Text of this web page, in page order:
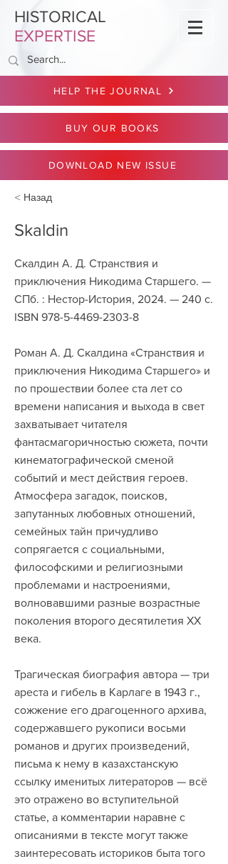
HISTORICAL
EXPERTISE
HELP THE JOURNAL
BUY OUR BOOKS
DOWNLOAD NEW ISSUE
< Назад
Skaldin
Скалдин А. Д. Странствия и
приключения Никодима Старшего. —
СПб. : Нестор-История, 2024. — 240 с.
ISBN 978-5-4469-2303-8
Роман А. Д. Скалдина «Странствия и
приключения Никодима Старшего» и
по прошествии более ста лет со
времени написания и выхода в свет
захватывает читателя
фантасмагоричностью сюжета, почти
кинематографической сменой
событий и мест действия героев.
Атмосфера загадок, поисков,
запутанных любовных отношений,
семейных тайн причудливо
сопрягается с социальными,
философскими и религиозными
проблемами и настроениями,
волновавшими разные возрастные
поколения второго десятилетия ХХ
века.
Трагическая биография автора — три
ареста и гибель в Карлаге в 1943 г.,
сожжение его драгоценного архива,
содержавшего рукописи восьми
романов и других произведений,
письма к нему в казахстанскую
ссылку именитых литераторов — всё
это отражено во вступительной
статье, а комментарии наравне с
описаниями в тексте могут также
заинтересовать историков быта того